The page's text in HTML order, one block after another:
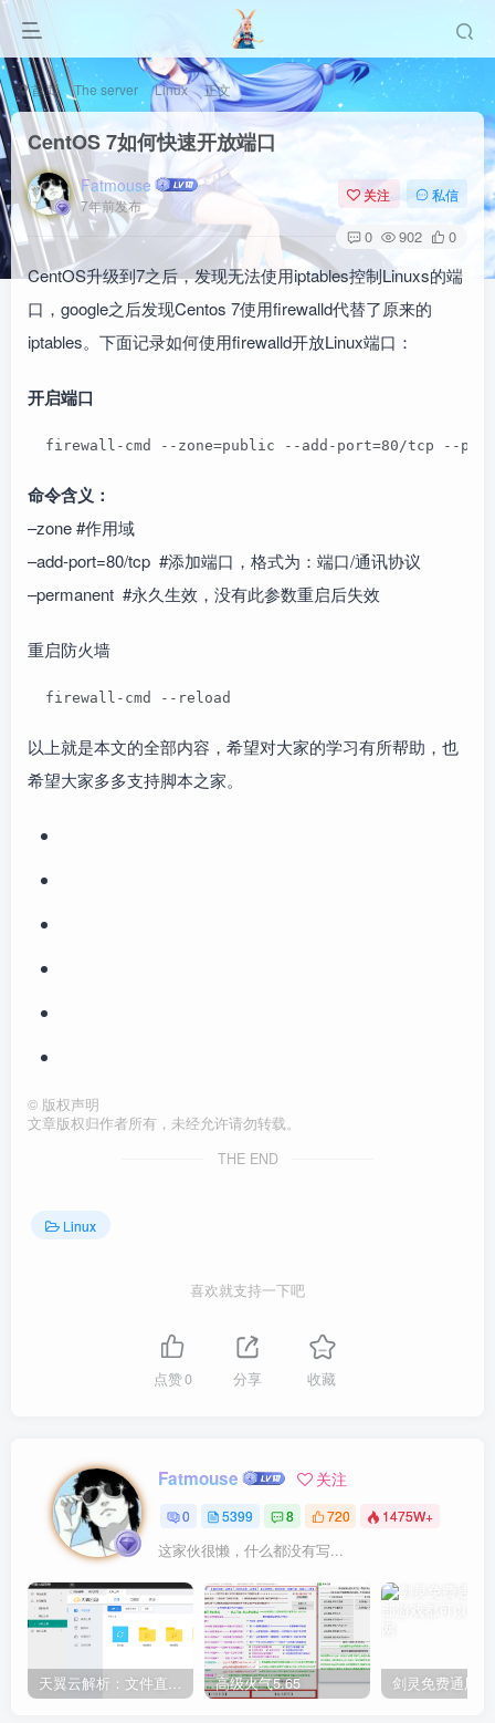
首页 The server Linux 正文
CentOS 7如何快速开放端口
Fatmouse
7年前发布
关注 私信
0 902 0
CentOS升级到7之后，发现无法使用iptables控制Linuxs的端
口，google之后发现Centos 7使用firewalld代替了原来的
iptables。下面记录如何使用firewalld开放Linux端口：
开启端口
firewall-cmd --zone=public --add-port=80/tcp --
命令含义：
–zone #作用域
–add-port=80/tcp #添加端口，格式为：端口/通讯协议
–permanent #永久生效，没有此参数重启后失效
重启防火墙
  firewall-cmd --reload
以上就是本文的全部内容，希望对大家的学习有所帮助，也
希望大家多多支持脚本之家。
© 版权声明
文章版权归作者所有，未经允许请勿转载。
THE END
Linux
喜欢就支持一下吧
点赞0 分享 收藏
Fatmouse 关注
0 5399 8 720 1475W+
这家伙很懒，什么都没有写...
天翼云解析：文件直链获取源码 高级火气5.65